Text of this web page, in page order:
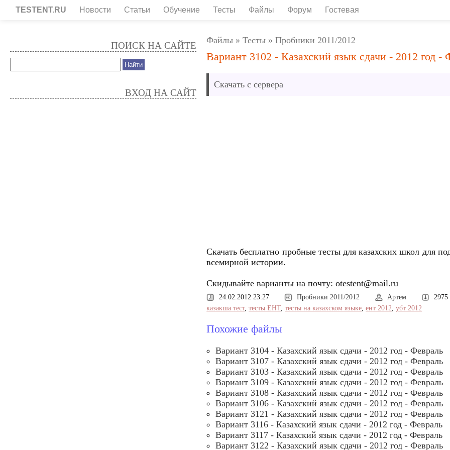
TESTENT.RU Новости Статьи Обучение Тесты Файлы Форум Гостевая
Файлы »Тесты »Пробники 2011/2012
Вариант 3102 - Казахский язык сдачи - 2012 год -
Скачать с сервера
Скачать бесплатно пробные тесты для казахских школ для
всемирной истории.
Скидывайте варианты на почту: otestent@mail.ru
24.02.2012 23:27 Пробники 2011/2012 Артем 2975
казакша тест,тесты ЕНТ,тесты на казахском языке,ент 2012,убт 2012
Похожие файлы
Вариант 3104 - Казахский язык сдачи - 2012 год - Февраль
Вариант 3107 - Казахский язык сдачи - 2012 год - Февраль
Вариант 3103 - Казахский язык сдачи - 2012 год - Февраль
Вариант 3109 - Казахский язык сдачи - 2012 год - Февраль
Вариант 3108 - Казахский язык сдачи - 2012 год - Февраль
Вариант 3106 - Казахский язык сдачи - 2012 год - Февраль
Вариант 3121 - Казахский язык сдачи - 2012 год - Февраль
Вариант 3116 - Казахский язык сдачи - 2012 год - Февраль
Вариант 3117 - Казахский язык сдачи - 2012 год - Февраль
Вариант 3122 - Казахский язык сдачи - 2012 год - Февраль
ПОИСК НА САЙТЕ
ВХОД НА САЙТ